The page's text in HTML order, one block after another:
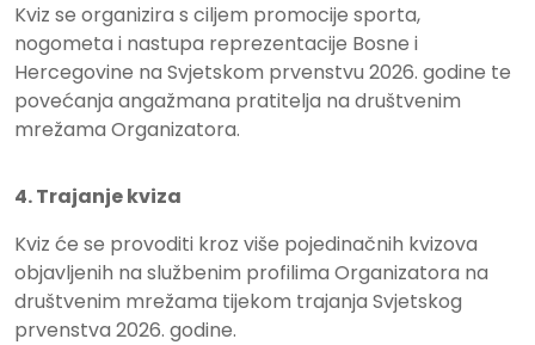
Kviz se organizira s ciljem promocije sporta,
nogometa i nastupa reprezentacije Bosne i
Hercegovine na Svjetskom prvenstvu 2026. godine te
povećanja angažmana pratitelja na društvenim
mrežama Organizatora.
4. Trajanje kviza
Kviz će se provoditi kroz više pojedinačnih kvizova
objavljenih na službenim profilima Organizatora na
društvenim mrežama tijekom trajanja Svjetskog
prvenstva 2026. godine.